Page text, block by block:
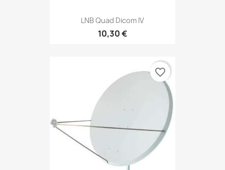
LNB Quad Dicom IV
10,30 €
favorite_border